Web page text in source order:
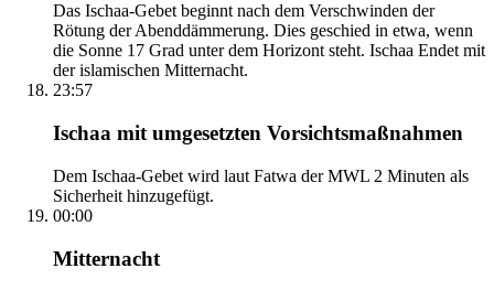
Das Ischaa-Gebet beginnt nach dem Verschwinden der
Rötung der Abenddämmerung. Dies geschied in etwa, wenn
die Sonne 17 Grad unter dem Horizont steht. Ischaa Endet mit
der islamischen Mitternacht.
23:57
Ischaa mit umgesetzten Vorsichtsmaßnahmen
Dem Ischaa-Gebet wird laut Fatwa der MWL 2 Minuten als
Sicherheit hinzugefügt.
00:00
Mitternacht